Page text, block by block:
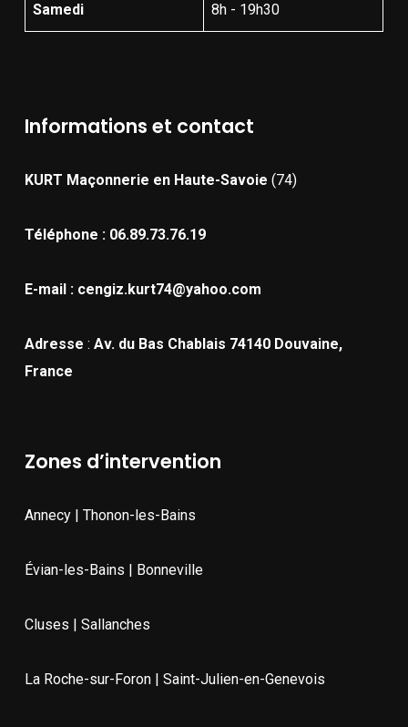
Samedi 8h - 19h30
Informations et contact
KURT Maçonnerie en Haute-Savoie (74)
Téléphone : 06.89.73.76.19
E-mail : cengiz.kurt74@yahoo.com
Adresse : Av. du Bas Chablais 74140 Douvaine,
France
Zones d’intervention
Annecy | Thonon-les-Bains
Évian-les-Bains | Bonneville
Cluses | Sallanches
La Roche-sur-Foron | Saint-Julien-en-Genevois